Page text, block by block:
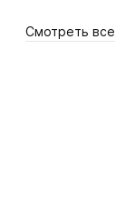
Смотреть все